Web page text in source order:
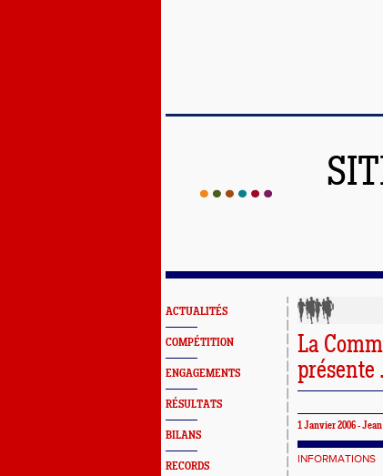
ACTUALITÉS
COMPÉTITION
ENGAGEMENTS
RÉSULTATS
BILANS
RECORDS
La
présente
1 Janvier 2006 -
INFORMATIONS